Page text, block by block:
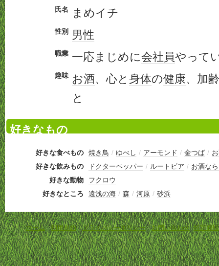
氏名 まめイチ
性別 男性
職業 一応まじめに会社員やって
趣味 お酒、心と 身体の健康、加
と
好きなもの
好きな食べもの 焼き鳥 / ゆべし / アーモンド / 金つば /
好きな飲みもの
ドクターペッパー / ルートビア / お酒な
好きな動物
フクロウ
好きなところ
遠浅の海 / 森 / 河原 / 砂浜
ホーム-利用規約-プライバシーポリシー-お問い合わせ-特定商